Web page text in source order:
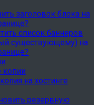
заголовок блока на
список баннеров
существующему) на
на хостинге
резервную